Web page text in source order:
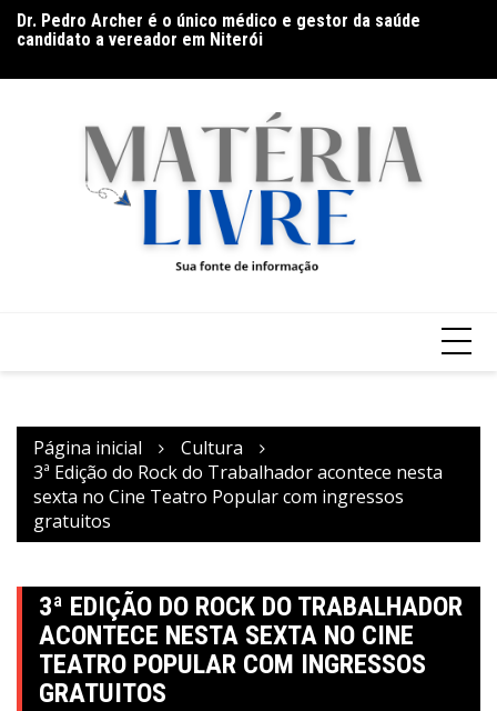
para
conteúdo
Dr. Pedro Archer é o único médico e gestor da saúde
candidato a vereador em Niterói
Página inicial
Cultura
3ª Edição do Rock do Trabalhador acontece nesta
sexta no Cine Teatro Popular com ingressos
gratuitos
3ª EDIÇÃO DO ROCK DO TRABALHADOR
ACONTECE NESTA SEXTA NO CINE
TEATRO POPULAR COM INGRESSOS
GRATUITOS